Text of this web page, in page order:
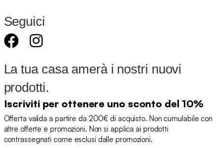
Seguici
La tua casa amerà i nostri nuovi
prodotti.
Iscriviti per ottenere uno sconto del 10%
Offerta valida a partire da 200€ di acquisto. Non cumulabile con
altre offerte e promozioni. Non si applica ai prodotti
contrassegnati come esclusi dalle promozioni.